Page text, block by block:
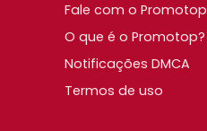
Fale com o Promotop
O que é o Promotop?
Notificações DMCA
Termos de uso